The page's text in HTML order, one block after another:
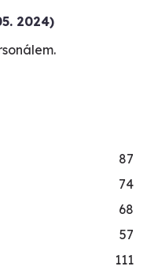
2024)
87
74
68
57
111